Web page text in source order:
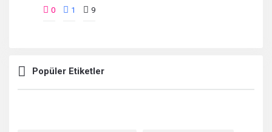
0 1 9
Popüler Etiketler